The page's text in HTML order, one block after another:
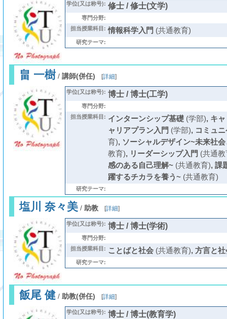
学位(又は称号): 修士 / 修士(文学)
専門分野:
担当授業科目: 情報科学入門 (共通教育)
研究テーマ:
畠 一樹 / 講師(併任) [詳細]
学位(又は称号): 博士 / 博士(工学)
専門分野:
担当授業科目: インターンシップ基礎(学部), キ
ャリアプラン入門 (学部), コミュ
育), ソーシャルデザイン~未来社
教育), リーダーシップ入門 (共通教
感のある自己理解~(共通教育), 課
躍するチカラを養う~(共通教育)
研究テーマ:
塩川 奈々美/ 助教 [詳細]
学位(又は称号): 博士 / 博士(学術)
専門分野:
担当授業科目: ことばと社会(共通教育), 方言と社
研究テーマ:
飯尾 健 / 助教(併任) [詳細]
学位(又は称号): 博士 / 博士(教育学)